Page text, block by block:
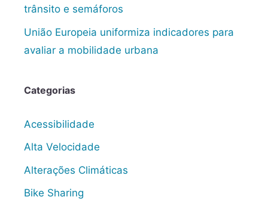
trânsito e semáforos
União Europeia uniformiza indicadores para
avaliar a mobilidade urbana
Categorias
Acessibilidade
Alta Velocidade
Alterações Climáticas
Bike Sharing